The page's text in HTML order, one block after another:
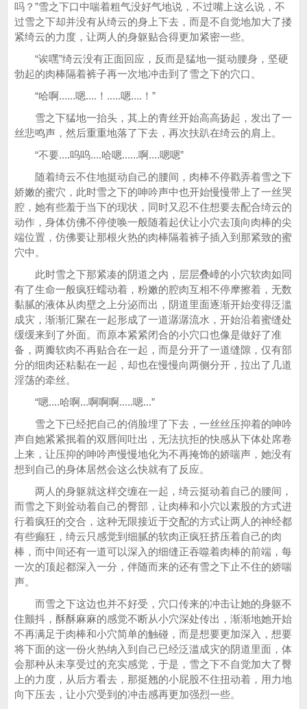
吗？”雪之下口中喘着粗气没好气地说，不过嘴上这么说，不
过雪之下却并没有从绮云的身上下去，而是不自觉地加大了搂
紧绮云的力度，让两人的身躯贴合得更加紧密一些。
“诶嘿”绮云没有正面回应，反而是猛地一挺动腰身，坚硬
勃起的肉棒隔着裤子再一次地冲击到了雪之下的穴口。
“哈啊......嗯....！.....嗯....！”
雪之下猛地一抬头，其上的青丝开始高高扬起，发出了一
丝悲鸣声，然后重重地落了下去，再次扶趴在绮云的肩上。
“不要....呜呜....哈嗯......啊....嗯嗯”
随着绮云不住地挺动自己的腰间，肉棒不停戳弄着雪之下
娇嫩的蜜穴，此时雪之下的呻吟声中也开始慢慢带上了一丝哭
腔，她有些羞于当下的现状，同时又忍不住想要去配合绮云的
动作，身体仿佛不停使唤一般随着起伏让小穴去顶向肉棒的尖
端位置，仿佛要让那根火热的肉棒隔着裤子插入到那紧致的蜜
穴中。
此时雪之下那紧凑的阴道之内，层层叠嶂的小穴软肉如同
有了生命一般疯狂蠕动着，粉嫩的腔肉互相不停摩擦着，无数
黏腻的液体从肉壁之上分泌而出，阴道里面逐渐开始变得泛滥
成灾，渐渐汇聚在一起形成了一道潺潺流水，开始沿着蜜缝处
缓缓来到了外面。而原本紧紧闭合的小穴口也像是做好了准
备，两瓣软肉不再贴合在一起，而是分开了一道缝隙，仅有部
分的细肉还粘黏在一起，却也在慢慢向两侧分开，拉出了几道
淫荡的牵丝。
“嗯....哈啊...啊啊啊.....嗯...”
雪之下已经把自己的俏脸埋了下去，一丝丝压抑着的呻吟
声自她紧紧抿着的双唇间吐出，无法抗拒的快感从下体处席卷
上来，让压抑的呻吟声慢慢地化为不再掩饰的娇喘声，她没有
想到自己的身体居然会这么快就有了反应。
两人的身躯就这样交缠在一起，绮云挺动着自己的腰间，
而雪之下则耸动着自己的臀部，让肉棒和小穴以素股的方式进
行着疯狂的交合，这种无限接近于交配的方式让两人的神经都
有些癫狂，绮云只感觉到细腻的软肉正疯狂挤压着自己的肉
棒，而中间还有一道可以深入的细缝正吞噬着肉棒的前端，每
一次的顶起都深入一分，伴随而来的还有雪之下止不住的娇喘
声。
而雪之下这边也并不好受，穴口传来的冲击让她的身躯不
住颤抖，酥酥麻麻的感觉不断从小穴深处传出，渐渐地她开始
不再满足于肉棒和小穴简单的触碰，而是想要更加深入，想要
将下面的这一份火热纳入到自己已经泛滥成灾的阴道里面，体
会那种从未享受过的充实感觉，于是，雪之下不自觉加大了臀
上的力度，从后方看去，那挺翘的小屁股不住扭动着，用力地
向下压去，让小穴受到的冲击感再更加强烈一些。